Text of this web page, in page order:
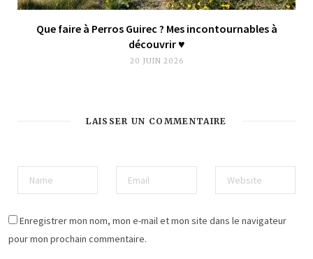
Que faire à Perros Guirec ? Mes incontournables à
découvrir ♥︎
20 JUIN 2026
LAISSER UN COMMENTAIRE
Enregistrer mon nom, mon e-mail et mon site dans le navigateur
pour mon prochain commentaire.